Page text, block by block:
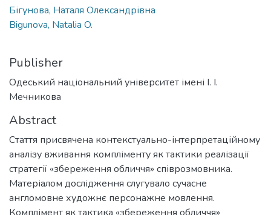
Бігунова, Наталя Олександрівна
Bigunova, Natalia O.
Publisher
Одеський національний університет імені І. І.
Мечникова
Abstract
Стаття присвячена контекстуально-інтерпретаційному
аналізу вживання компліменту як тактики реалізації
стратегії «збереження обличчя» співрозмовника.
Матеріалом дослідження слугувало сучасне
англомовне художнє персонажне мовлення.